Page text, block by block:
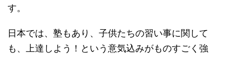
す。
日本では、塾もあり、子供たちの習い事に関して
も、上達しよう！という意気込みがものすごく強